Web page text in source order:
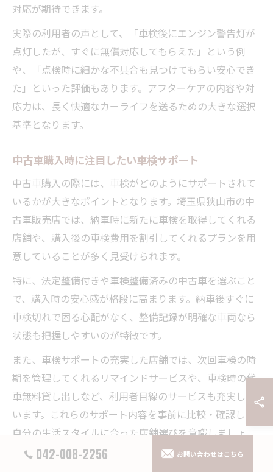
対応が期待できます。
実際の利用者の声として、「車検後にエンジン警告灯が
点灯したが、すぐに無償対応してもらえた」という例
や、「点検時に細かな不具合も見つけてもらい安心でき
た」といった評価もあります。アフターケアの内容や対
応力は、長く快適なカーライフを送るための大きな選択
基準となります。
中古車購入時に注目したい車検サポート
中古車購入の際には、車検がどのようにサポートされて
いるかが大きなポイントとなります。埼玉県狭山市の中
古車販売店では、納車時に新たに車検を取得してくれる
店舗や、購入後の車検費用を割引してくれるプランを用
意していることが多く見受けられます。
特に、法定整備付きや車検整備済みの中古車を選ぶこと
で、購入時の安心感が格段に高まります。納車後すぐに
車検切れで困る心配がなく、整備記録が明確な車両なら
状態も把握しやすいのが特徴です。
また、車検サポートの充実した店舗では、次回車検の時
期を管理してくれるリマインドサービスや、車検時の代
車無料貸し出しなど、利用者目線のサービスも充実して
います。これらのサポート内容を事前に比較・確認し、
自分の生活スタイルに合った店舗選びを意識しましょ
う。
042-008-2256 お問い合わせはこちら